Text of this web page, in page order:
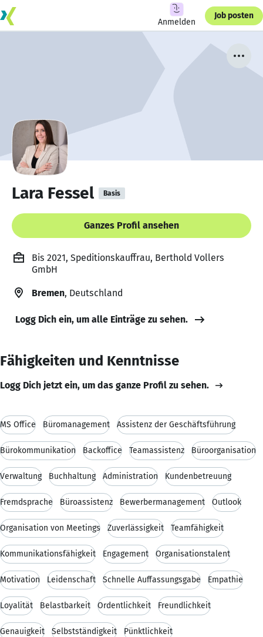
Anmelden
Job posten
Lara Fessel Basis
Ganzes Profil ansehen
Bis 2021, Speditionskauffrau, Berthold Vollers
GmbH
Bremen, Deutschland
Logg Dich ein, um alle Einträge zu sehen.
Fähigkeiten und Kenntnisse
Logg Dich jetzt ein, um das ganze Profil zu sehen.
MS Office Büromanagement Assistenz der Geschäftsführung
Bürokommunikation Backoffice Teamassistenz Büroorganisation
Verwaltung Buchhaltung Administration Kundenbetreuung
Fremdsprache Büroassistenz Bewerbermanagement Outlook
Organisation von Meetings Zuverlässigkeit Teamfähigkeit
Kommunikationsfähigkeit Engagement Organisationstalent
Motivation Leidenschaft Schnelle Auffassungsgabe Empathie
Loyalität Belastbarkeit Ordentlichkeit Freundlichkeit
Genauigkeit Selbstständigkeit Pünktlichkeit